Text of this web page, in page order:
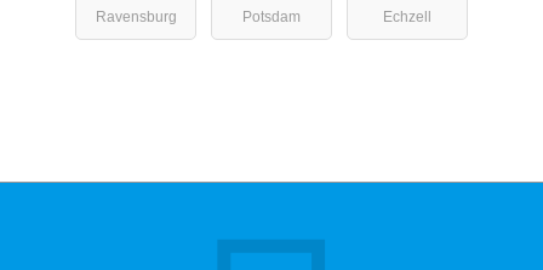
Ravensburg Potsdam
Echzell